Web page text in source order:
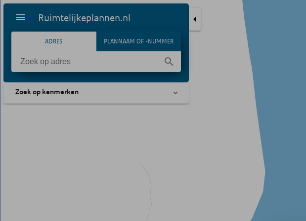
Ruimtelijkeplannen.nl
ADRES PLANNAAM OF -NUMMER
Zoek op kenmerken